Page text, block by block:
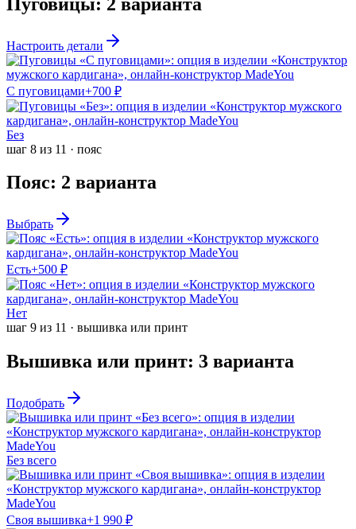
Настроить детали
С пуговицами+700 ₽
Без
шаг 8 из 11 · пояс
Пояс: 2 варианта
Выбрать
Есть+500 ₽
Нет
шаг 9 из 11 · вышивка или принт
Вышивка или принт: 3 варианта
Подобрать
Без всего
Своя вышивка+1 990 ₽